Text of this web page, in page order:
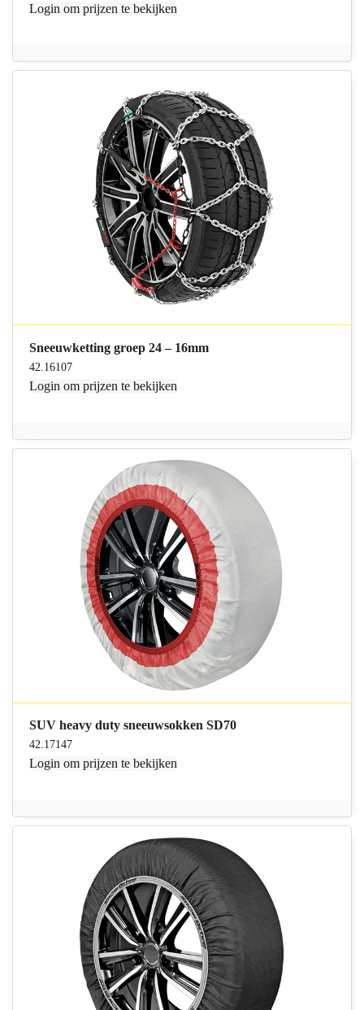
Login om prijzen te bekijken
Sneeuwketting groep 24 – 16mm
42.16107
Login om prijzen te bekijken
SUV heavy duty sneeuwsokken SD70
42.17147
Login om prijzen te bekijken